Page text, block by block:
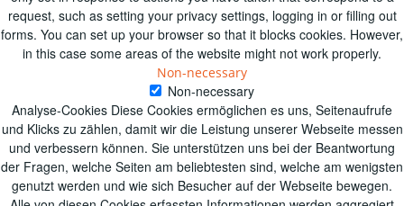
request, such as setting your privacy settings, logging in or filling out
forms. You can set up your browser so that it blocks cookies. However,
in this case some areas of the website might not work properly.
Non-necessary
Non-necessary
Analyse-Cookies Diese Cookies ermöglichen es uns, Seitenaufrufe
und Klicks zu zählen, damit wir die Leistung unserer Webseite messen
und verbessern können. Sie unterstützen uns bei der Beantwortung
der Fragen, welche Seiten am beliebtesten sind, welche am wenigsten
genutzt werden und wie sich Besucher auf der Webseite bewegen.